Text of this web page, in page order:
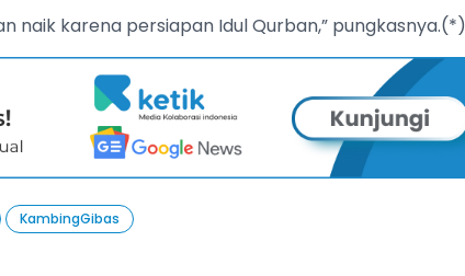
naik karena persiapan Idul Qurban,” pungkasnya.(*)
KambingGibas